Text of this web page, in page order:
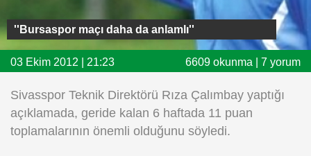
Facebook
Twitter
Instagram
Android
''Bursaspor maçı daha da anlamlı''
03 Ekim 2012 | 21:23 6609 okunma | 7 yorum
Sivasspor Teknik Direktörü Rıza Çalımbay yaptığı
açıklamada, geride kalan 6 haftada 11 puan
toplamalarının önemli olduğunu söyledi.